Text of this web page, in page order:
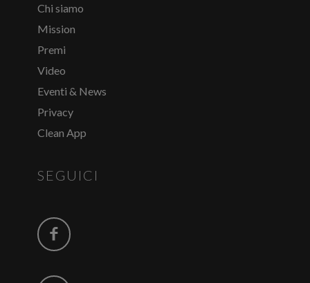
Chi siamo
Mission
Premi
Video
Eventi & News
Privacy
Clean App
SEGUICI